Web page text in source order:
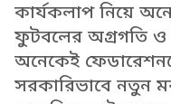
কার্যকলাপ নিয়ে
ফুটবলের অগ্রগতি ও
অনেকেই
সরকারিভাবে নতুন